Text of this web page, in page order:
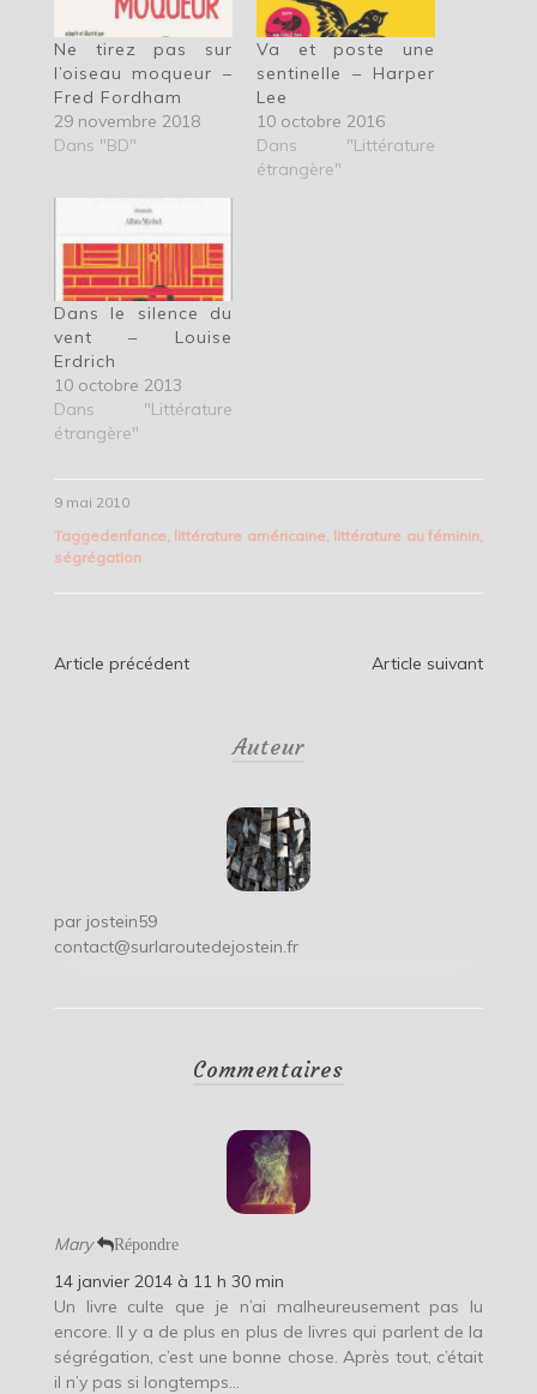
Ne tirez pas sur
l’oiseau moqueur –
Fred Fordham
29 novembre 2018
Dans "BD"
Va et poste une
sentinelle – Harper
Lee
10 octobre 2016
Dans "Littérature
étrangère"
Dans le silence du
vent – Louise
Erdrich
10 octobre 2013
Dans "Littérature
étrangère"
9 mai 2010
Taggedenfance, littérature américaine, littérature au féminin
ségrégation
Navigation
Article précédent Article suivant
Auteur
par jostein59
contact@surlaroutedejostein.fr
Commentaires
Mary Répondre
14 janvier 2014 à 11 h 30 min
Un livre culte que je n’ai malheureusement pas lu
encore. Il y a de plus en plus de livres qui parlent de la
ségrégation, c’est une bonne chose. Après tout, c’était
il n’y pas si longtemps…